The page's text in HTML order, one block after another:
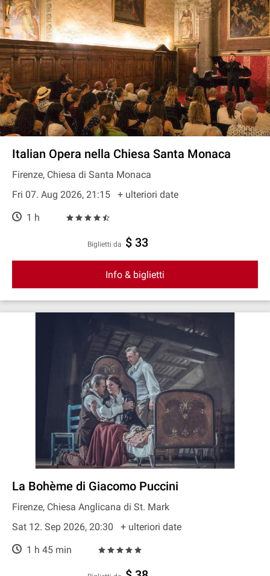
Italian Opera nella Chiesa Santa Monaca
Firenze, Chiesa di Santa Monaca
Fri 07. Aug 2026, 21:15
+ ulteriori date
1 h
Biglietti da $ 33
Info & biglietti
La Bohème di Giacomo Puccini
Firenze, Chiesa Anglicana di St. Mark
Sat 12. Sep 2026, 20:30
+ ulteriori date
1 h 45 min